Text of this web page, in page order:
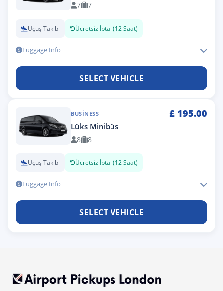
7 7
Uçuş Takibi Ücretsiz İptal (12 Saat)
Luggage Info
SELECT VEHICLE
BUSINESS £ 195.00
Lüks Minibüs
8 8
Uçuş Takibi Ücretsiz İptal (12 Saat)
Luggage Info
SELECT VEHICLE